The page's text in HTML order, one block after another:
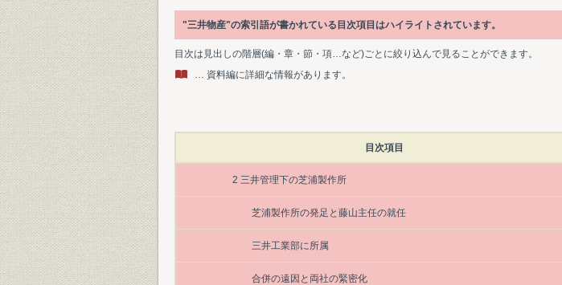
"三井物産"の索引語が書かれている目次項目はハイライトされています。
目次は見出しの階層(編・章・節・項…など)ごとに絞り込んで見ることができます。
… 資料編に詳細な情報があります。
目次項目
2 三井管理下の芝浦製作所
芝浦製作所の発足と藤山主任の就任
三井工業部に所属
合併の遠因と両社の緊密化